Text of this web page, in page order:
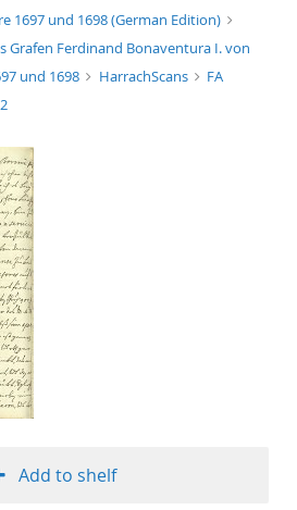
1697 und 1698 (German Edition)
Grafen Ferdinand Bonaventura I. von
und 1698
HarrachScans
FA
Add to shelf